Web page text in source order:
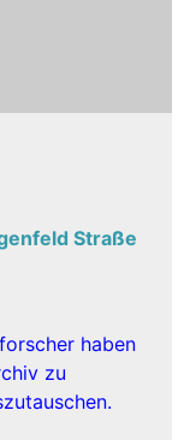
Straße
haben
zu